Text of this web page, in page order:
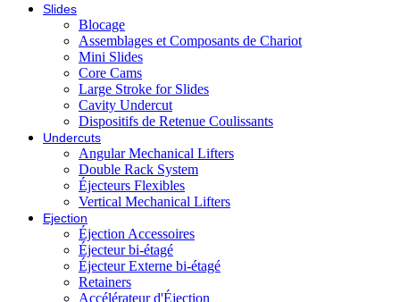
Slides
Blocage
Assemblages et Composants de Chariot
Mini Slides
Core Cams
Large Stroke for Slides
Cavity Undercut
Dispositifs de Retenue Coulissants
Undercuts
Angular Mechanical Lifters
Double Rack System
Éjecteurs Flexibles
Vertical Mechanical Lifters
Ejection
Éjection Accessoires
Éjecteur bi-étagé
Éjecteur Externe bi-étagé
Retainers
Accélérateur d'Éjection